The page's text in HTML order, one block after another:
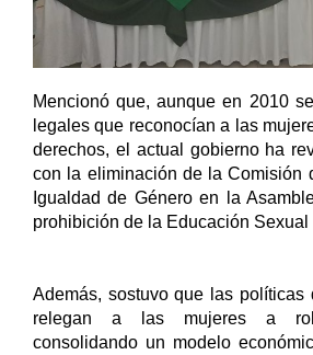
Mencionó que, aunque en 2010
legales que reconocían a las
derechos, el actual gobierno ha
con la eliminación de la Comisión
Igualdad de Género en la
prohibición de la Educación Sexual
Además, sostuvo que las políticas
relegan a las mujeres a
consolidando un modelo